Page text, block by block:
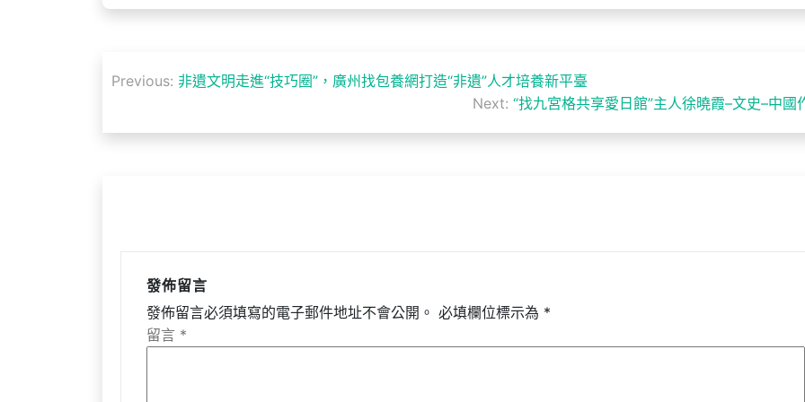
文
導
Previous: 非遺文明走進“技巧圈”，廣州找包養網打造“非遺”人才培養新平臺
Next: “找九宮格共享愛日館”主人徐曉霞–文史–中國
發佈留言
發佈留言必須填寫的電子郵件地址不會公開。 必填欄位標示為 *
留言 *